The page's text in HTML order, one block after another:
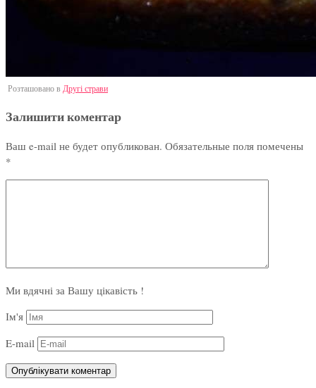
Розташовано в Другі страви
Залишити коментар
Ваш e-mail не будет опубликован. Обязательные поля помечены
*
Ми вдячні за Вашу цікавість !
Ім'я
E-mail